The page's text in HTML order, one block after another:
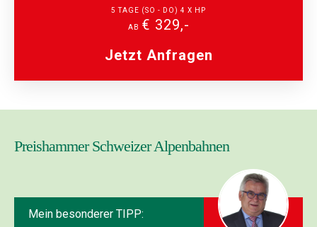
5 TAGE (SO - DO) 4 X HP
AB € 329,-
Jetzt Anfragen
Preishammer Schweizer Alpenbahnen
Mein besonderer TIPP: